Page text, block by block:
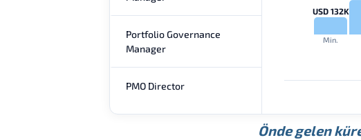
Portfolio Governance
Manager
PMO Director
USD 132K
Min.
Önde gelen